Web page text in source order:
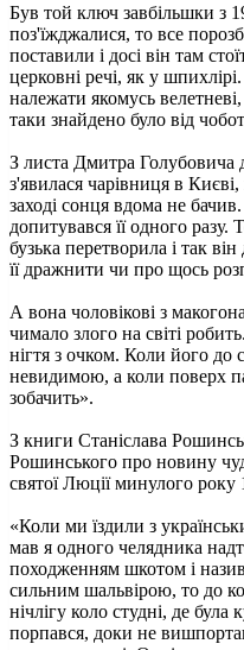
Був той ключ завбільшки з
поз'їжджалися, то все
поставили і досі він там
церковні речі, як у
належати якомусь
таки знайдено було від
З листа Дмитра Голубовича
з'явилася чарівниця в
заході сонця вдома не
допитувався її одного
бузька перетворила і так
її дражнити чи про щось
А вона чоловікові з
чимало злого на світі
нігтя з очком. Коли його до
невидимою, а коли поверх
зобачить».
З книги Станіслава
Рошинського про новину
святої Люції минулого
«Коли ми їздили з
мав я одного челядника
походженням шкотом і
сильним шальвірою, то до
нічлігу коло студні, де була
порпався, доки не